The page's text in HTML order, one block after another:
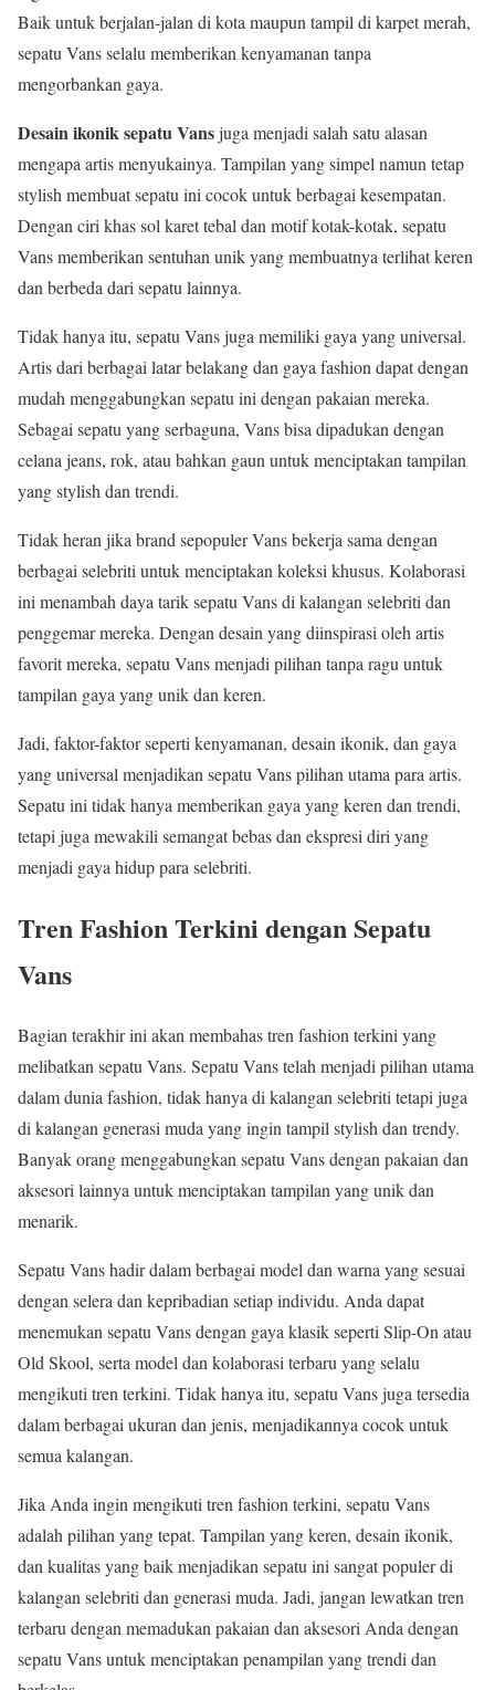
Baik untuk berjalan-jalan di kota maupun tampil di karpet merah,
sepatu Vans selalu memberikan kenyamanan tanpa
mengorbankan gaya.
Desain ikonik sepatu Vansjuga menjadi salah satu alasan
mengapa artis menyukainya. Tampilan yang simpel namun tetap
stylish membuat sepatu ini cocok untuk berbagai kesempatan.
Dengan ciri khas sol karet tebal dan motif kotak-kotak, sepatu
Vans memberikan sentuhan unik yang membuatnya terlihat keren
dan berbeda dari sepatu lainnya.
Tidak hanya itu, sepatu Vans juga memiliki gaya yang universal.
Artis dari berbagai latar belakang dan gaya fashion dapat dengan
mudah menggabungkan sepatu ini dengan pakaian mereka.
Sebagai sepatu yang serbaguna, Vans bisa dipadukan dengan
celana jeans, rok, atau bahkan gaun untuk menciptakan tampilan
yang stylish dan trendi.
Tidak heran jika brand sepopuler Vans bekerja sama dengan
berbagai selebriti untuk menciptakan koleksi khusus. Kolaborasi
ini menambah daya tarik sepatu Vans di kalangan selebriti dan
penggemar mereka. Dengan desain yang diinspirasi oleh artis
favorit mereka, sepatu Vans menjadi pilihan tanpa ragu untuk
tampilan gaya yang unik dan keren.
Jadi, faktor-faktor seperti kenyamanan, desain ikonik, dan gaya
yang universal menjadikan sepatu Vans pilihan utama para artis.
Sepatu ini tidak hanya memberikan gaya yang keren dan trendi,
tetapi juga mewakili semangat bebas dan ekspresi diri yang
menjadi gaya hidup para selebriti.
Tren Fashion Terkini dengan Sepatu
Vans
Bagian terakhir ini akan membahas tren fashion terkini yang
melibatkan sepatu Vans. Sepatu Vans telah menjadi pilihan utama
dalam dunia fashion, tidak hanya di kalangan selebriti tetapi juga
di kalangan generasi muda yang ingin tampil stylish dan trendy.
Banyak orang menggabungkan sepatu Vans dengan pakaian dan
aksesori lainnya untuk menciptakan tampilan yang unik dan
menarik.
Sepatu Vans hadir dalam berbagai model dan warna yang sesuai
dengan selera dan kepribadian setiap individu. Anda dapat
menemukan sepatu Vans dengan gaya klasik seperti Slip-On atau
Old Skool, serta model dan kolaborasi terbaru yang selalu
mengikuti tren terkini. Tidak hanya itu, sepatu Vans juga tersedia
dalam berbagai ukuran dan jenis, menjadikannya cocok untuk
semua kalangan.
Jika Anda ingin mengikuti tren fashion terkini, sepatu Vans
adalah pilihan yang tepat. Tampilan yang keren, desain ikonik,
dan kualitas yang baik menjadikan sepatu ini sangat populer di
kalangan selebriti dan generasi muda. Jadi, jangan lewatkan tren
terbaru dengan memadukan pakaian dan aksesori Anda dengan
sepatu Vans untuk menciptakan penampilan yang trendi dan